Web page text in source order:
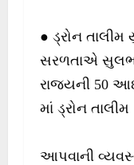
મુખ્યમંત્રી
ભૂપેન્દ્ર
● ડ્રોન
સરળતાએ સુલભ
રાજ્યની 50
માં ડ્રોન તાલીમ
આપવાની